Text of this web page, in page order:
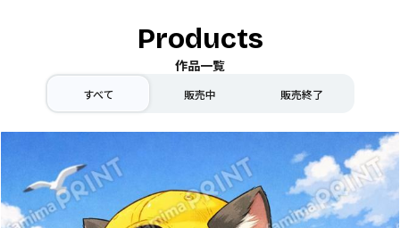
Products
作品一覧
すべて 販売中 販売終了